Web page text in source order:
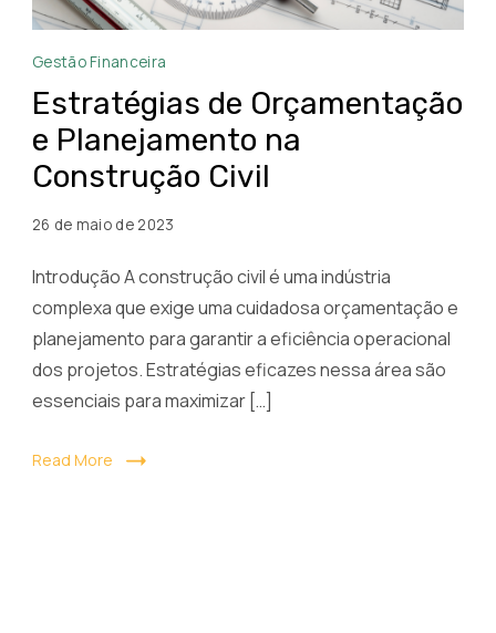
Estratégias
Orçamentação
e
Planejamento
Construção
Garanta
a
Eficiência
Operacional
dos
Gestão Financeira
Estratégias de Orçamentação
e Planejamento na
Construção Civil
26 de maio de 2023
Introdução A construção civil é uma indústria
complexa que exige uma cuidadosa orçamentação e
planejamento para garantir a eficiência operacional
dos projetos. Estratégias eficazes nessa área são
essenciais para maximizar […]
Read More